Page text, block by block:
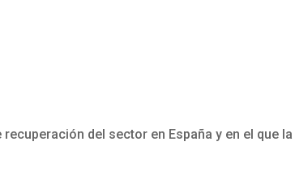
del sector en España y en el que